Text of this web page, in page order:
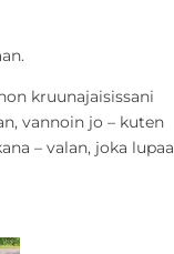
kruunajaisissani
vannoin jo – kuten
– valan, joka lupaa